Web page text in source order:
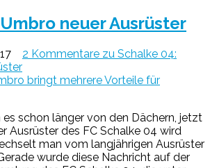
neuer Ausrüster
2 Kommentare zu Schalke 04:
schon länger von den Dächern, jetzt
Ausrüster des FC Schalke 04 wird
man vom langjährigen Ausrüster
wurde diese Nachricht auf der